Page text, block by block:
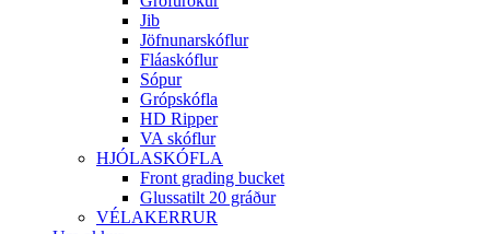
Jib
Jöfnunarskóflur
Fláaskóflur
Sópur
Grópskófla
HD Ripper
VA skóflur
HJÓLASKÓFLA
Front grading bucket
Glussatilt 20 gráður
VÉLAKERRUR